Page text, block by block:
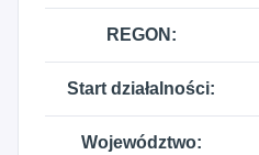
REGON:
Start działalności:
Województwo: